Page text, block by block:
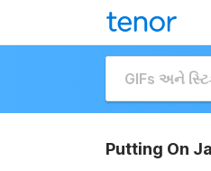
Putting On